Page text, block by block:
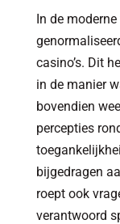
In de
casino’s. Dit
in de manier
bovendien
percepties
bijgedragen
roept ook
verantwoord